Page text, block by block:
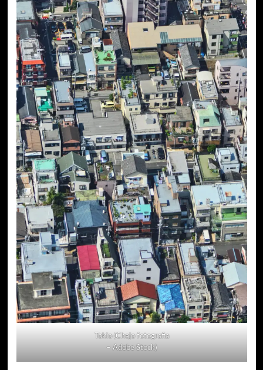
Tokio (Chejo fotografia
– Adobe Stock)